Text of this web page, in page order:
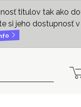
titulov tak ako
si jeho dostupnosť v